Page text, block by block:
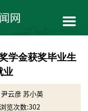
学金获奖毕业生
业
云彦 苏小英
浏览次数:302